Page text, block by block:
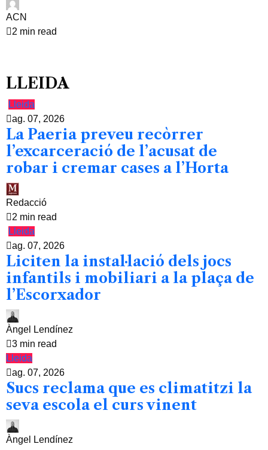
ACN
2 min read
LLEIDA
Lleida
ag. 07, 2026
La Paeria preveu recòrrer
l’excarceració de l’acusat de
robar i cremar cases a l’Horta
Redacció
2 min read
Lleida
ag. 07, 2026
Liciten la instal·lació dels jocs
infantils i mobiliari a la plaça de
l’Escorxador
Àngel Lendínez
3 min read
Lleida
ag. 07, 2026
Sucs reclama que es climatitzi la
seva escola el curs vinent
Àngel Lendínez